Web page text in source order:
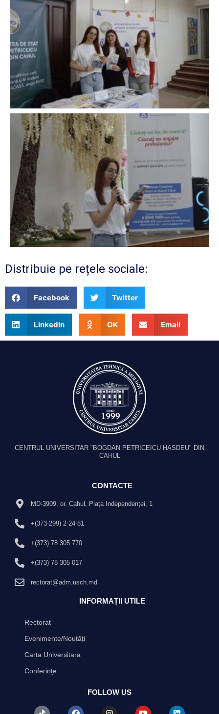
Distribuie pe rețele sociale:
Facebook Twitter
LinkedIn OK Email
CENTRUL UNIVERSITAR "BOGDAN PETRICEICU HASDEU" DIN
CAHUL
CONTACTE
MD-3909, or. Cahul, Piaţa Independenţei, 1
+(373-299) 2-24-81
+(373) 78 305 770
+(373) 78 305 017
rectorat@adm.usch.md
INFORMAȚII UTILE
Rectorat
Evenimente/Noutăți
Carta Universitara
Conferinţe
FOLLOW US
T
F
I
Y
L